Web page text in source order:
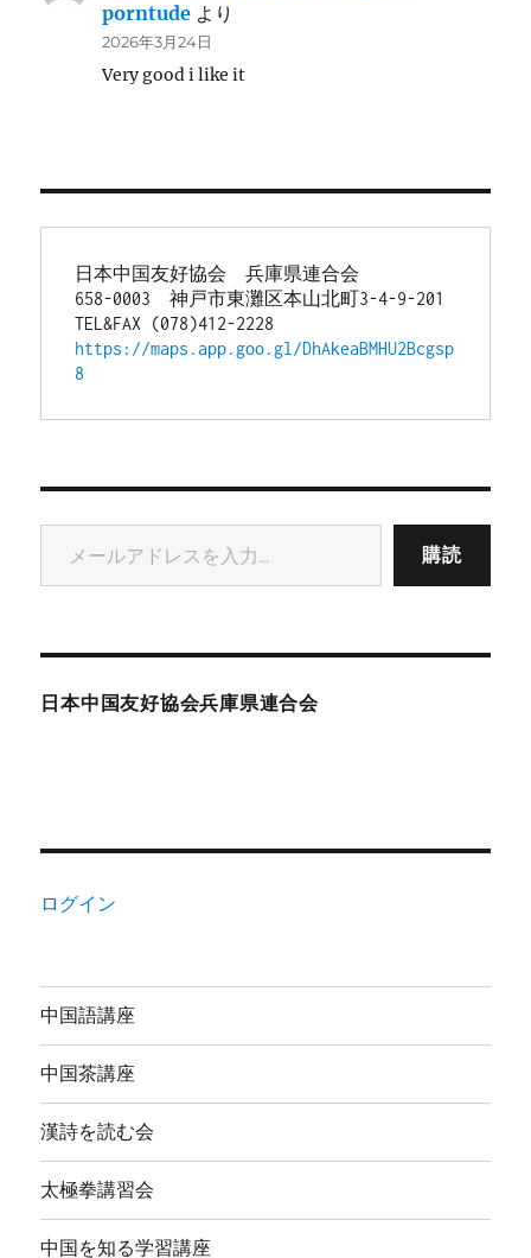
porntude より
2026年3月24日
Very good i like it
日本中国友好協会　兵庫県連合会
658-0003　神戸市東灘区本山北町3-4-9-201
TEL&FAX (078)412-2228
https://maps.app.goo.gl/DhAkeaBMHU2Bcgsp
8
メールアドレスを入力...
購読
日本中国友好協会兵庫県連合会
ログイン
中国語講座
中国茶講座
漢詩を読む会
太極拳講習会
中国を知る学習講座